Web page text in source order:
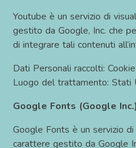
Youtube è un servizio di
gestito da Google, Inc. che
di integrare tali contenuti
Dati Personali raccolti:
Luogo del trattamento: Stati
Google Fonts (Google Inc.)
Google Fonts è un servizio
carattere gestito da Google